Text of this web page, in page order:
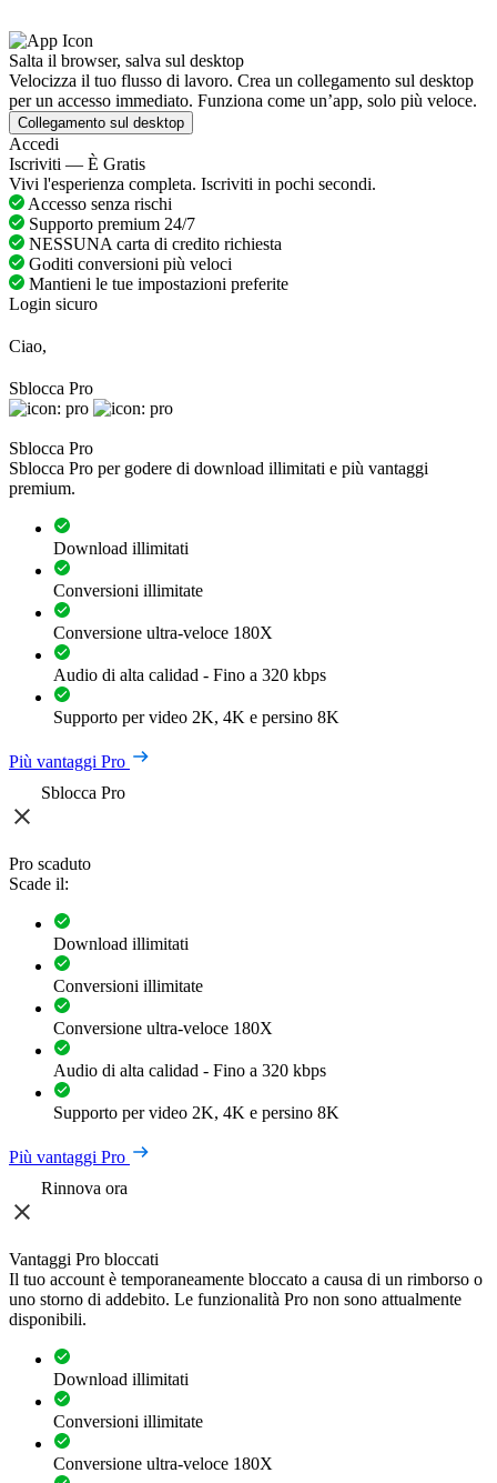
Salta il browser, salva sul desktop
Velocizza il tuo flusso di lavoro. Crea un collegamento sul desktop
per un accesso immediato. Funziona come un’app, solo più veloce.
Collegamento sul desktop
Accedi
Iscriviti — È Gratis
Vivi l'esperienza completa. Iscriviti in pochi secondi.
Accesso senza rischi
Supporto premium 24/7
NESSUNA carta di credito richiesta
Goditi conversioni più veloci
Mantieni le tue impostazioni preferite
Login sicuro
Ciao,
Sblocca Pro
Sblocca Pro
Sblocca Pro per godere di download illimitati e più vantaggi
premium.
Download illimitati
Conversioni illimitate
Conversione ultra-veloce 180X
Audio di alta calidad - Fino a 320 kbps
Supporto per video 2K, 4K e persino 8K
Più vantaggi Pro
Sblocca Pro
Pro scaduto
Scade il:
Download illimitati
Conversioni illimitate
Conversione ultra-veloce 180X
Audio di alta calidad - Fino a 320 kbps
Supporto per video 2K, 4K e persino 8K
Più vantaggi Pro
Rinnova ora
Vantaggi Pro bloccati
Il tuo account è temporaneamente bloccato a causa di un rimborso o
uno storno di addebito. Le funzionalità Pro non sono attualmente
disponibili.
Download illimitati
Conversioni illimitate
Conversione ultra-veloce 180X